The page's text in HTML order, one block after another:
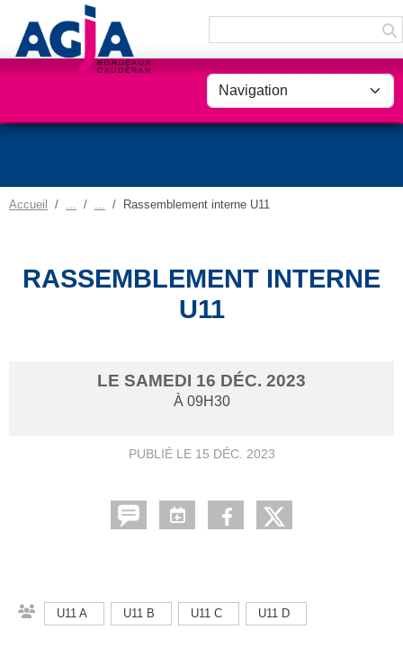
Accueil Rassemblement interne U11
RASSEMBLEMENT INTERNE
U11
LE SAMEDI 16 DÉC. 2023
À 09H30
PUBLIÉ LE 15 DÉC. 2023
U11 A U11 B U11 C U11 D
Panneau de gestion des cookies